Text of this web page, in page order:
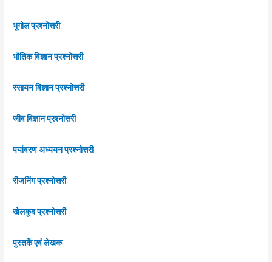
भूगोल प्रश्नोत्तरी
भौतिक विज्ञान प्रश्नोत्तरी
रसायन विज्ञान प्रश्नोत्तरी
जीव विज्ञान प्रश्नोत्तरी
पर्यावरण अध्ययन प्रश्नोत्तरी
रीजनिंग प्रश्नोत्तरी
खेलकूद प्रश्नोत्तरी
पुस्तकें एवं लेखक